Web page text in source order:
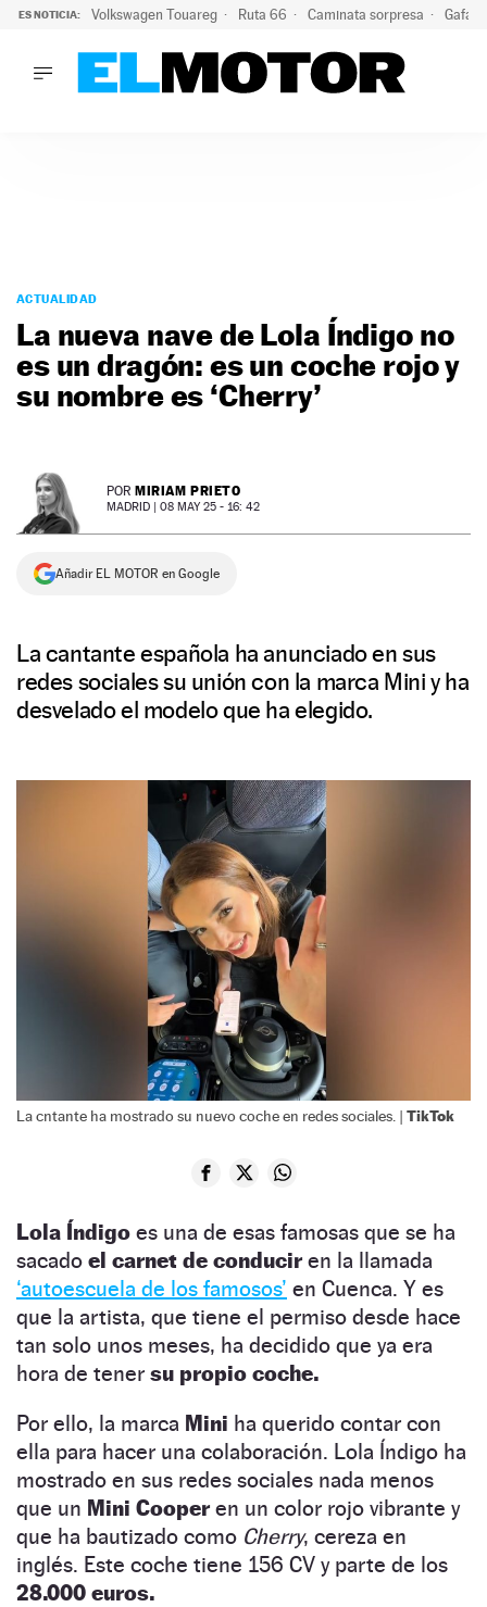
ES NOTICIA: Volkswagen Touareg Ruta 66 Caminata sorpresa Gafas
PODCAST
MOTOS
TECNOLOGÍA
SERVICIOS
NEWSLETTER
SÍGUENOS
ACTUALIDAD
La nueva nave de Lola Índigo no
es un dragón: es un coche rojo y
su nombre es ‘Cherry’
POR MIRIAM PRIETO
MADRID | 08 MAY 25 - 16: 42
Añadir EL MOTOR en Google
La cantante española ha anunciado en sus
redes sociales su unión con la marca Mini y ha
desvelado el modelo que ha elegido.
La cntante ha mostrado su nuevo coche en redes sociales. | TikTok
Lola Índigo es una de esas famosas que se ha
sacado el carnet de conduciren la llamada
‘autoescuela de los famosos’ en Cuenca. Y es
que la artista, que tiene el permiso desde hace
tan solo unos meses, ha decidido que ya era
hora de tener su propio coche.
Por ello, la marca Mini ha querido contar con
ella para hacer una colaboración. Lola Índigo ha
mostrado en sus redes sociales nada menos
que un Mini Cooperen un color rojo vibrante y
que ha bautizado como Cherry, cereza en
inglés. Este coche tiene 156 CV y parte de los
28.000 euros.